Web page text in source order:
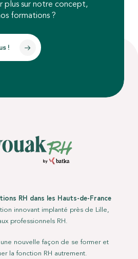
plus sur notre concept,
formations ?
!
RH dans les Hauts-de-France
innovant implanté près de Lille,
professionnels RH.
une nouvelle façon de se former et
la fonction RH autrement.